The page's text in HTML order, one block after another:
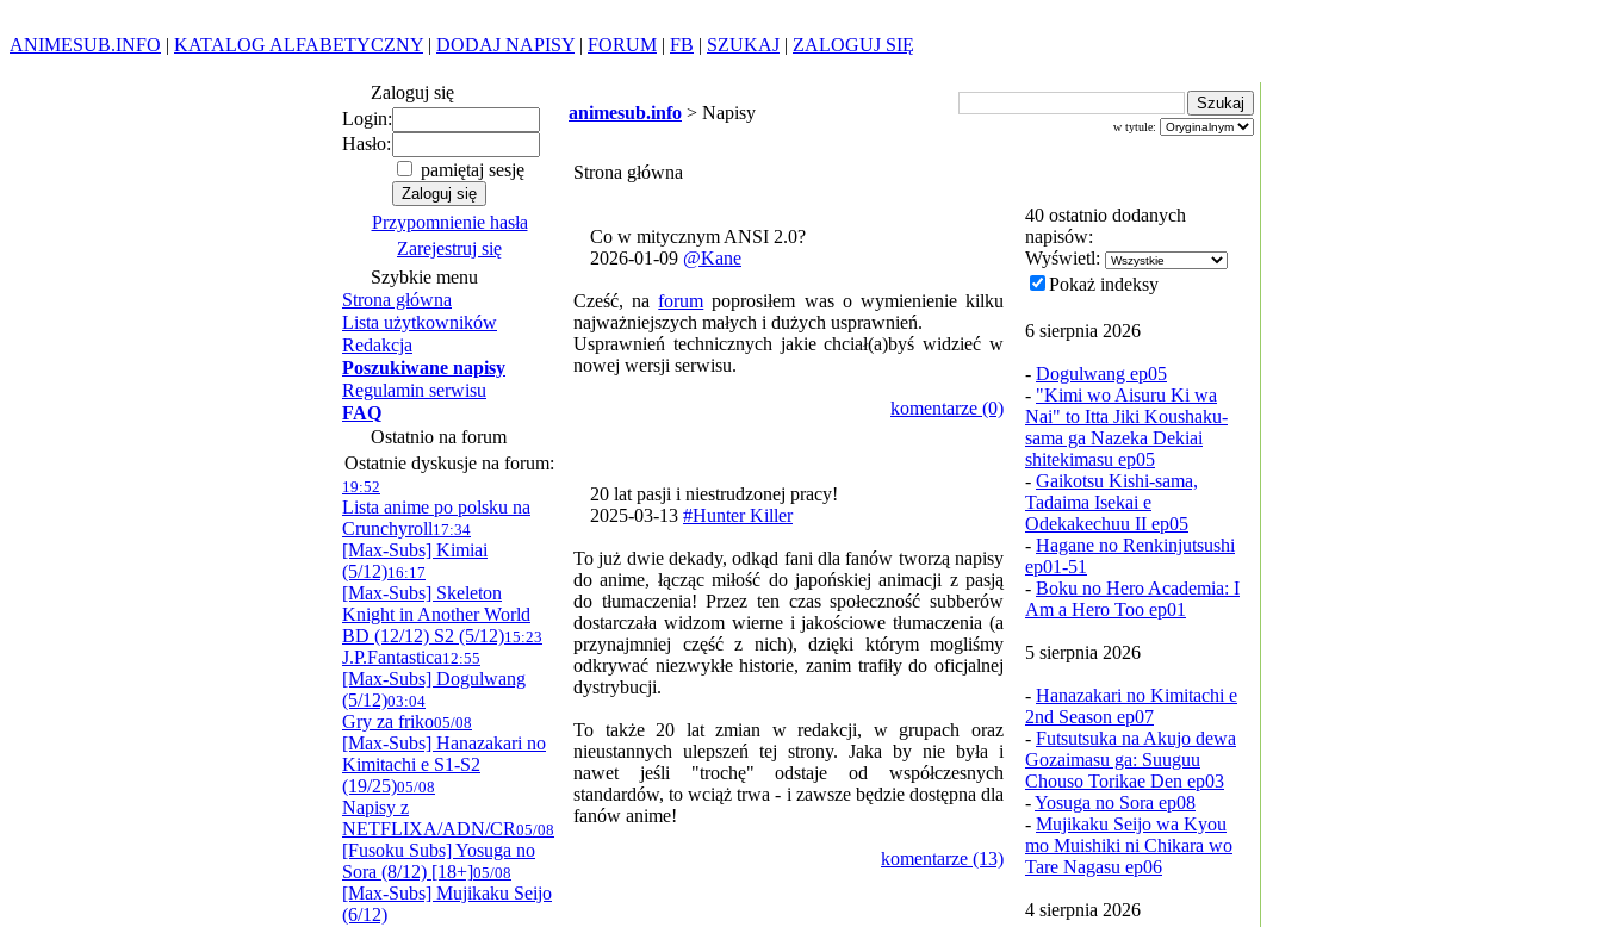
ANIMESUB.INFO | KATALOG ALFABETYCZNY | DODAJ NAPISY | FORUM | FB | SZUKAJ | ZALOGUJ SIĘ
Zaloguj się
Login:
Hasło:
pamiętaj sesję
Przypomnienie hasła
Zarejestruj się
Szybkie menu
Strona główna
Lista użytkowników
Redakcja
Poszukiwane napisy
Regulamin serwisu
FAQ
Ostatnio na forum
Ostatnie dyskusje na forum:
19:52
Lista anime po polsku na
Crunchyroll17:34
[Max-Subs] Kimiai
(5/12)16:17
[Max-Subs] Skeleton
Knight in Another World
BD (12/12) S2 (5/12)15:23
J.P.Fantastica12:55
[Max-Subs] Dogulwang
(5/12)03:04
Gry za friko05/08
[Max-Subs] Hanazakari no
Kimitachi e S1-S2
(19/25)05/08
Napisy z
NETFLIXA/ADN/CR05/08
[Fusoku Subs] Yosuga no
Sora (8/12) [18+]05/08
[Max-Subs] Mujikaku Seijo
(6/12)
animesub.info > Napisy
w tytule:
Strona główna
Co w mitycznym ANSI 2.0?
2026-01-09 @Kane
Cześć, naforum poprosiłem was o wymienienie kilku
najważniejszych małych i dużych usprawnień.
Usprawnień technicznych jakie chciał(a)byś widzieć w
nowej wersji serwisu.
komentarze (0)
20 lat pasji i niestrudzonej pracy!
2025-03-13 #Hunter Killer
To już dwie dekady, odkąd fani dla fanów tworzą napisy
do anime, łącząc miłość do japońskiej animacji z pasją
do tłumaczenia! Przez ten czas społeczność subberów
dostarczała widzom wierne i jakościowe tłumaczenia (a
przynajmniej część z nich), dzięki którym mogliśmy
odkrywać niezwykłe historie, zanim trafiły do oficjalnej
dystrybucji.
To także 20 lat zmian w redakcji, w grupach oraz
nieustannych ulepszeń tej strony. Jaka by nie była i
nawet jeśli "trochę" odstaje od współczesnych
standardów, to wciąż trwa - i zawsze będzie dostępna dla
fanów anime!
komentarze (13)
40 ostatnio dodanych
napisów:
Wyświetl:
Pokaż indeksy
6 sierpnia 2026
- Dogulwang ep05
- "Kimi wo Aisuru Ki wa
Nai" to Itta Jiki Koushaku-
sama ga Nazeka Dekiai
shitekimasu ep05
- Gaikotsu Kishi-sama,
Tadaima Isekai e
Odekakechuu II ep05
- Hagane no Renkinjutsushi
ep01-51
- Boku no Hero Academia: I
Am a Hero Too ep01
5 sierpnia 2026
- Hanazakari no Kimitachi e
2nd Season ep07
- Futsutsuka na Akujo dewa
Gozaimasu ga: Suuguu
Chouso Torikae Den ep03
-Yosuga no Sora ep08
- Mujikaku Seijo wa Kyou
mo Muishiki ni Chikara wo
Tare Nagasu ep06
4 sierpnia 2026